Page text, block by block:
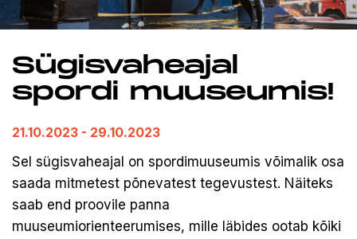
Sügisvaheajal
spordi muuseumis!
21.10.2023 - 29.10.2023
Sel sügisvaheajal on spordimuuseumis võimalik osa
saada mitmetest põnevatest tegevustest. Näiteks
saab end proovile panna
muuseumiorienteerumises, mille läbides ootab kõiki